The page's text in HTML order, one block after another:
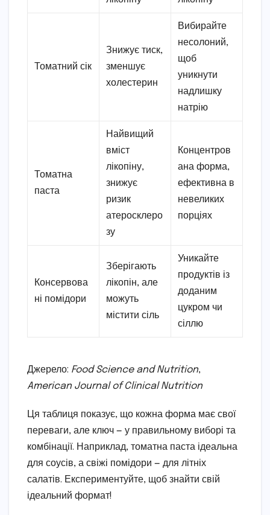
Томатний сік
Знижує тиск,
зменшує
холестерин
Вибирайте
несолоний,
щоб
уникнути
надлишку
натрію
Томатна
паста
Найвищий
вміст
лікопіну,
знижує
ризик
атеросклеро
зу
Концентров
ана форма,
ефективна в
невеликих
порціях
Консервова
ні помідори
Зберігають
лікопін, але
можуть
містити сіль
Уникайте
продуктів із
доданим
цукром чи
сіллю
Джерело: Food Science and Nutrition,
American Journal of Clinical Nutrition
Ця таблиця показує, що кожна форма має свої
переваги, але ключ — у правильному виборі та
комбінації. Наприклад, томатна паста ідеальна
для соусів, а свіжі помідори — для літніх
салатів. Експериментуйте, щоб знайти свій
ідеальний формат!